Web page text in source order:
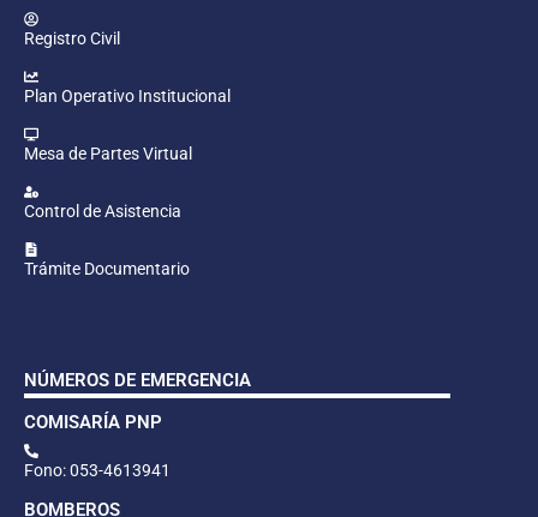
Registro Civil
Plan Operativo Institucional
Mesa de Partes Virtual
Control de Asistencia
Trámite Documentario
NÚMEROS DE EMERGENCIA
COMISARÍA PNP
Fono: 053-4613941
BOMBEROS